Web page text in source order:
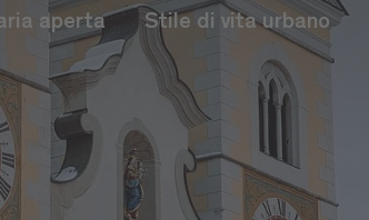
aperta Stile di vita urbano